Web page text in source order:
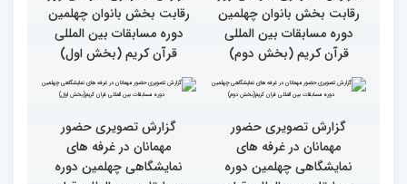
شاهد بودم
گزارش تصویری سومین روز
دوره مسابقات بین المللی
قرآن کریم (بخش دوم)
گزارش تصویری سومین روز
دوره مسابقات بین المللی
قرآن کریم (بخش اول)